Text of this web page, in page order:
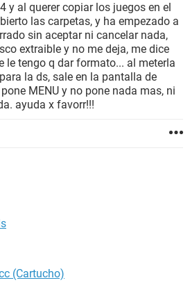
y al querer copiar los juegos en el
las carpetas, y ha empezado a
sin aceptar ni cancelar nada,
extraible y no me deja, me dice
le tengo q dar formato... al meterla
la ds, sale en la pantalla de
MENU y no pone nada mas, ni
ayuda x favorr!!!
(Cartucho)